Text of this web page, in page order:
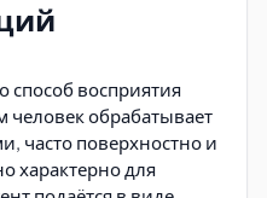
восприятия
обрабатывает
часто поверхностно и
характерно для